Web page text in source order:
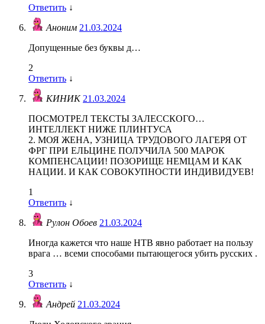
Ответить ↓
Аноним 21.03.2024
Допущенные без буквы д…
2
Ответить ↓
КИНИК21.03.2024
ПОСМОТРЕЛ ТЕКСТЫ ЗАЛЕССКОГО…
ИНТЕЛЛЕКТ НИЖЕ ПЛИНТУСА
2. МОЯ ЖЕНА, УЗНИЦА ТРУДОВОГО ЛАГЕРЯ ОТ
ФРГ ПРИ ЕЛЬЦИНЕ ПОЛУЧИЛА 500 МАРОК
КОМПЕНСАЦИИ! ПОЗОРИЩЕ НЕМЦАМ И КАК
НАЦИИ. И КАК СОВОКУПНОСТИ ИНДИВИДУЕВ!
1
Ответить ↓
Рулон Обоев 21.03.2024
Иногда кажется что наше НТВ явно работает на пользу
врага … всеми способами пытающегося убить русских .
3
Ответить ↓
Андрей 21.03.2024